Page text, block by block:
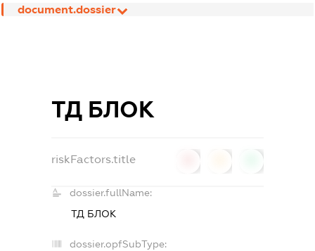
document.dossier
ТД БЛОК
riskFactors.title
dossier.fullName:
ТД БЛОК
dossier.opfSubType: